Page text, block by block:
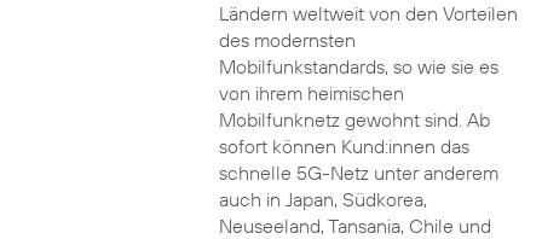
Ländern weltweit von den Vorteilen
des modernsten
Mobilfunkstandards, so wie sie es
von ihrem heimischen
Mobilfunknetz gewohnt sind. Ab
sofort können Kund:innen das
schnelle 5G-Netz unter anderem
auch in Japan, Südkorea,
Neuseeland, Tansania, Chile und